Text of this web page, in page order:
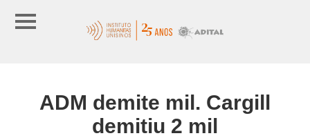
ADM demite mil. Cargill
demitiu 2 mil